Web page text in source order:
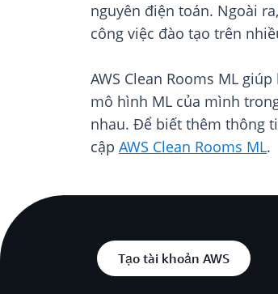
nguyên điện toán. Ngoài
công việc đào tạo trên
AWS Clean Rooms ML
mô hình ML của mình
nhau. Để biết thêm thông
cập AWS Clean Rooms ML.
Tạo tài khoản AWS